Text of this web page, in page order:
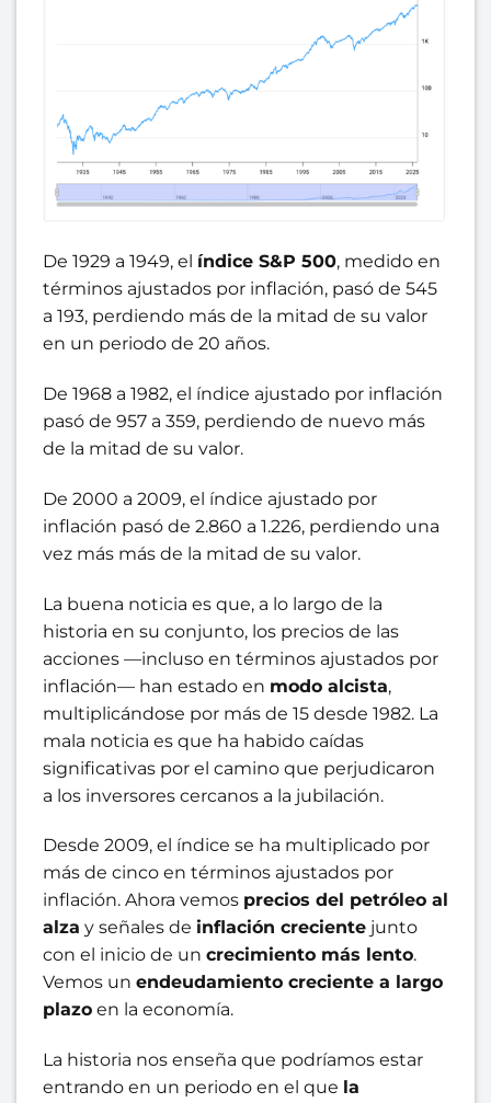
De 1929 a 1949, el índice S&P 500, medido en
términos ajustados por inflación, pasó de 545
a 193, perdiendo más de la mitad de su valor
en un periodo de 20 años.
De 1968 a 1982, el índice ajustado por inflación
pasó de 957 a 359, perdiendo de nuevo más
de la mitad de su valor.
De 2000 a 2009, el índice ajustado por
inflación pasó de 2.860 a 1.226, perdiendo una
vez más más de la mitad de su valor.
La buena noticia es que, a lo largo de la
historia en su conjunto, los precios de las
acciones —incluso en términos ajustados por
inflación— han estado en modo alcista,
multiplicándose por más de 15 desde 1982. La
mala noticia es que ha habido caídas
significativas por el camino que perjudicaron
a los inversores cercanos a la jubilación.
Desde 2009, el índice se ha multiplicado por
más de cinco en términos ajustados por
inflación. Ahora vemos precios del petróleo al
alza y señales de inflación creciente junto
con el inicio de un crecimiento más lento.
Vemos un endeudamiento creciente a largo
plazo en la economía.
La historia nos enseña que podríamos estar
entrando en un periodo en el que la